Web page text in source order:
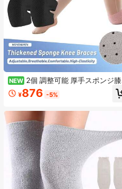
4.82 1.9K フォロ
4.82 1.9K フォ
4.82 1.9K フォロ
1.9K フォロ
NEW 2個 調整可能 厚手スポンジ膝
ッド、弾性スポンジパッド、男女兼
用膝サポート、通気性のある膝関
ーボール、ヨガ用膝サポーター
¥876 -5%